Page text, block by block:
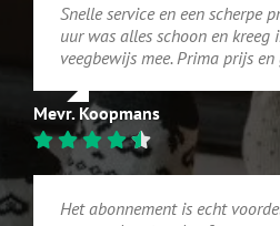
Snelle service en een scherpe
uur was alles schoon en kreeg
veegbewijs mee. Prima prijs en
Mevr. Koopmans
Het abonnement is echt